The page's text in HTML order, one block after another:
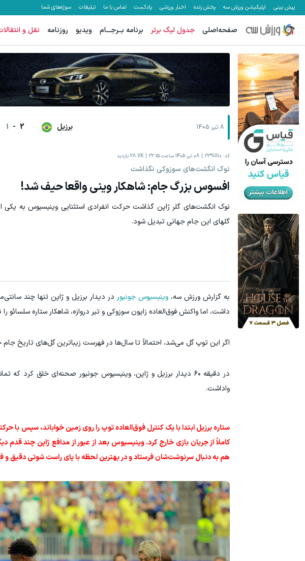
پیش بینی اپلیکیشن ورزش سه پخش زنده اخبار ورزشی پادکست تماس با ما تبلیغات سوژه‌های شما
صفحه‌اصلی جدول لیگ برتر برنامه بــرجـــام ویدیو روزنامه نقل و
8 تیر 1405 برزیل 2
-
1
کد: 2391810 08 تیر 1405 ساعت 22:15 28.7K بازدید
نوک انگشت‌های سوزوکی نگذاشت
افسوس بزرگ جام: شاهکار وینی واقعا حیف شد!
نوک انگشت‌های گلر ژاپن گذاشت حرکت انفرادی استثنایی وینیسیوس به یکی
گلهای این جام جهانی تبدیل شود.
به گزارش ورزش سه، وینیسیوس جونیور در دیدار برزیل و ژاپن تنها چند
داشت، اما واکنش فوق‌العاده زایون سوزوکی و تیر دروازه، شاهکار ستاره سلسائو
اگر این توپ گل می‌شد، احتمالاً تا سال‌ها در فهرست زیباترین گل‌های تاریخ
در دقیقه ۶۰ دیدار برزیل و ژاپن، وینیسیوس جونیور صحنه‌ای خلق
واداشت.
ستاره برزیل ابتدا با یک کنترل فوق‌العاده توپ را روی زمین خواباند، سپس با
کاملاً از جریان بازی خارج کرد. وینیسیوس بعد از عبور از مدافع ژاپن چند قدم
هم به دنبال سرنوشت‌شان فرستاد و در بهترین لحظه با پای راست شوتی دقیق و